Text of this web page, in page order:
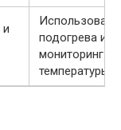
подогрева и
мониторинг
температуры